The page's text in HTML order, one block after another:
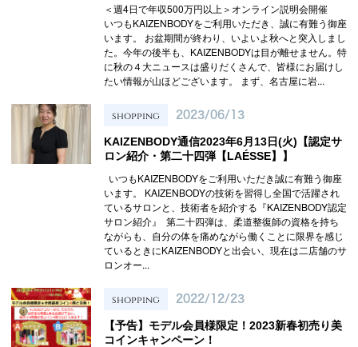
＜週4日で年収500万円以上＞オンライン説明会開催
いつもKAIZENBODYをご利用いただき、誠に有難う御座
います。 お盆期間が終わり、いよいよ秋へと突入しまし
た。今年の後半も、KAIZENBODYは目が離せません。特
に秋の４大ニュースは盛りだくさんで、皆様にお届けし
たい情報が山ほどございます。 まず、名古屋に岩...
shopping 2023/06/13
KAIZENBODY通信2023年6月13日(火)【認定サ
ロン紹介・第二十四弾【LAÉSSE】】
いつもKAIZENBODYをご利用いただき誠に有難う御座
います。 KAIZENBODYの技術を習得し全国で活躍され
ているサロンと、技術者を紹介する『KAIZENBODY認定
サロン紹介』 第二十四弾は、柔道整復師の資格を持ち
ながらも、自分の体を痛めながら働くことに限界を感じ
ているときにKAIZENBODYと出会い、現在は二店舗のサ
ロンオー...
shopping 2022/12/23
【予告】モデル会員様限定！2023新春初売り美
コインキャンペーン！